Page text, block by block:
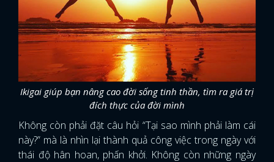
Ikigai giúp bạn nâng cao đời sống tinh thần, tìm ra giá trị
đích thực của đời mình
Không còn phải đặt câu hỏi “Tại sao mình phải làm cái
này?” mà là nhìn lại thành quả công việc trong ngày với
thái độ hân hoan, phấn khởi. Không còn những ngày